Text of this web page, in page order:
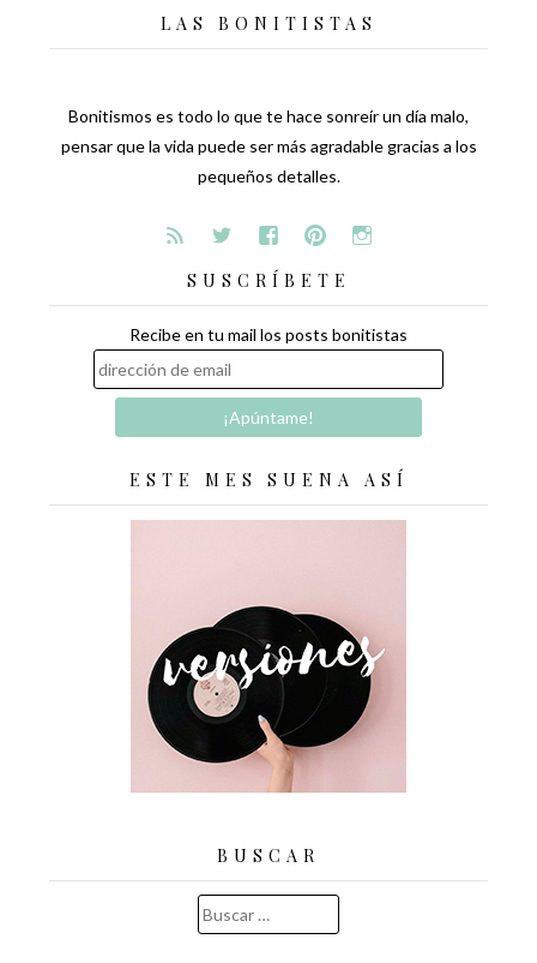
LAS BONITISTAS
Bonitismos es todo lo que te hace sonreír un día malo,
pensar que la vida puede ser más agradable gracias a los
pequeños detalles.
SUSCRÍBETE
Recibe en tu mail los posts bonitistas
ESTE MES SUENA ASÍ
BUSCAR
Buscar: